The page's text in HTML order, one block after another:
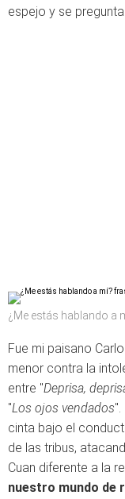
espejo y se pregunta
¿Me estás hablando a
Fue mi paisano
menor contra la
entre "Deprisa,
"Los ojos vendados
cinta bajo el
de las tribus,
Cuan diferente a la
nuestro mundo de